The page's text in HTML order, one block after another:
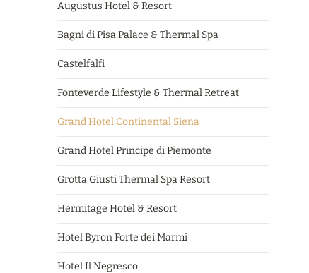
Augustus Hotel & Resort
Bagni di Pisa Palace & Thermal Spa
Castelfalfi
Fonteverde Lifestyle & Thermal Retreat
Grand Hotel Continental Siena
Grand Hotel Principe di Piemonte
Grotta Giusti Thermal Spa Resort
Hermitage Hotel & Resort
Hotel Byron Forte dei Marmi
Hotel Il Negresco